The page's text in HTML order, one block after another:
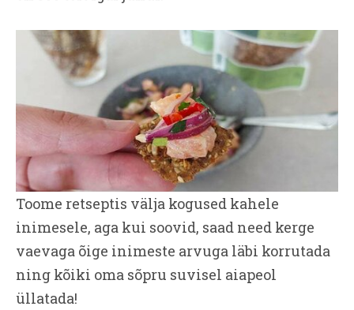
Toome retseptis välja kogused kahele
inimesele, aga kui soovid, saad need kerge
vaevaga õige inimeste arvuga läbi korrutada
ning kõiki oma sõpru suvisel aiapeol
üllatada!